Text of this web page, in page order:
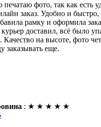
печатаю фото, так как есть
заказ. Удобно и
рамку и оформила
доставил, всё было
Качество на высоте, фото
заказывать еще.
: ★ ★ ★ ★ ★